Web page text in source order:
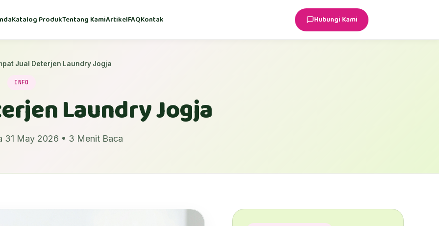
Katalog ProdukTentang KamiArtikelFAQKontak Hubungi Kami
Jual Deterjen Laundry Jogja
INFO
Laundry Jogja
31 May 2026 • 3 Menit Baca